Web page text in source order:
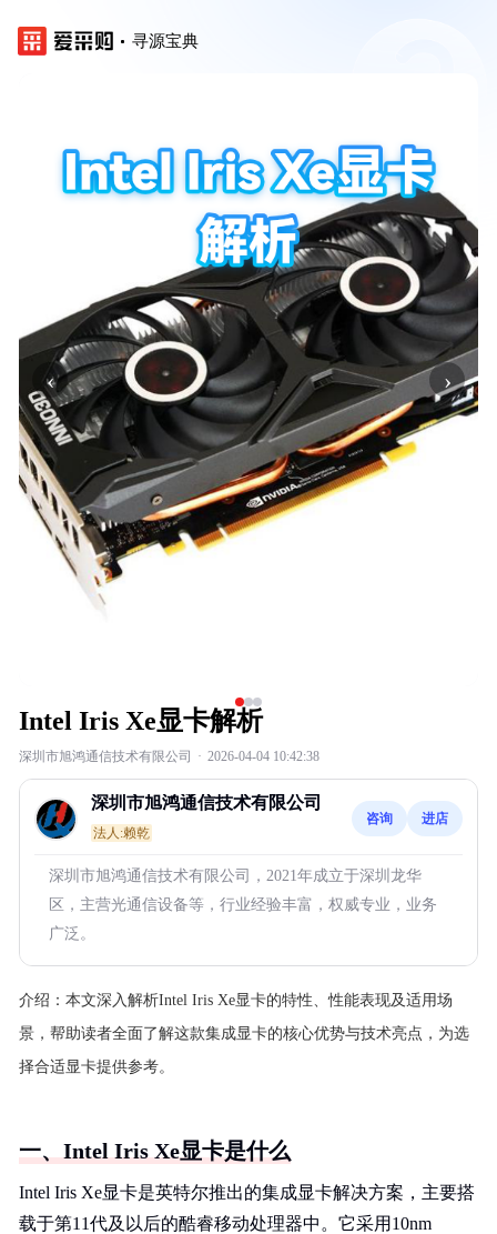
寻源宝典
‹ ›
Intel Iris Xe显卡解析
深圳市旭鸿通信技术有限公司 · 2026-04-04 10:42:38
深圳市旭鸿通信技术有限公司
法人:赖乾
咨询 进店
深圳市旭鸿通信技术有限公司，2021年成立于深圳龙华
区，主营光通信设备等，行业经验丰富，权威专业，业务
广泛。
介绍： 本文深入解析Intel Iris Xe显卡的特性、性能表现及适用场
景，帮助读者全面了解这款集成显卡的核心优势与技术亮点，为选
择合适显卡提供参考。
一、Intel Iris Xe显卡是什么
Intel Iris Xe显卡是英特尔推出的集成显卡解决方案，主要搭
载于第11代及以后的酷睿移动处理器中。它采用10nm